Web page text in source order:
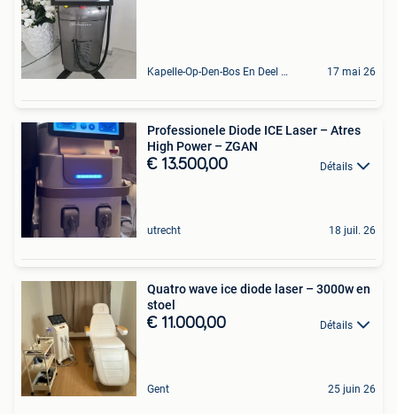
Kapelle-Op-Den-Bos En Deel Van Zemst 17 mai 26
Professionele Diode ICE Laser – Atres
High Power – ZGAN
€ 13.500,00 Détails
utrecht 18 juil. 26
Quatro wave ice diode laser – 3000w en
stoel
€ 11.000,00 Détails
Gent 25 juin 26